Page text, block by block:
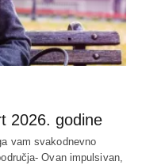
2026. godine
vam svakodnevno
Ovan impulsivan,